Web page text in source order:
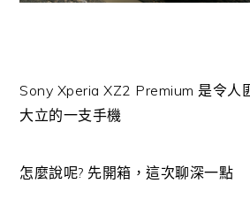
Sony Xperia XZ2 Premium 是令人
大立的一支手機
怎麼說呢? 先開箱，這次聊深一點